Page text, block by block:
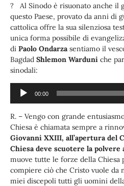
? Al Sinodo è risuonato anche il
questo Paese, provato da anni di
cattolica offre la sua silenziosa
unica forma possibile di
di Paolo Ondarzasentiamo il
Bagdad Shlemon Warduni che
sinodali:
Audio
Player
00:00
R. – Vengo con grande
Chiesa è chiamata sempre a
Giovanni XXIII, all’apertura del
Chiesa deve scuotere la polvere
muove tutte le forze della Chiesa
compiere ciò che Cristo vuole da
miei discepoli tutti gli uomini